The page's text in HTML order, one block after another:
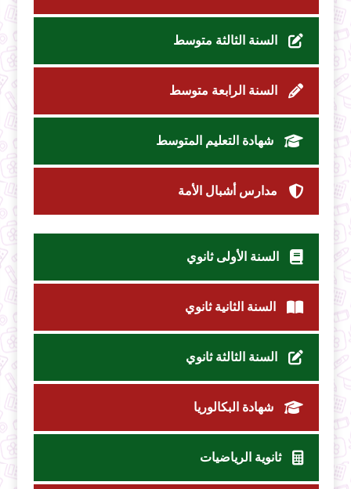
السنة الثالثة متوسط
السنة الرابعة متوسط
شهادة التعليم المتوسط
مدارس أشبال الأمة
السنة الأولى ثانوي
السنة الثانية ثانوي
السنة الثالثة ثانوي
شهادة البكالوريا
ثانوية الرياضيات